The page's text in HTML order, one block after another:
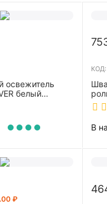
освежитель
белый
КОД:
27
70-
В
₽